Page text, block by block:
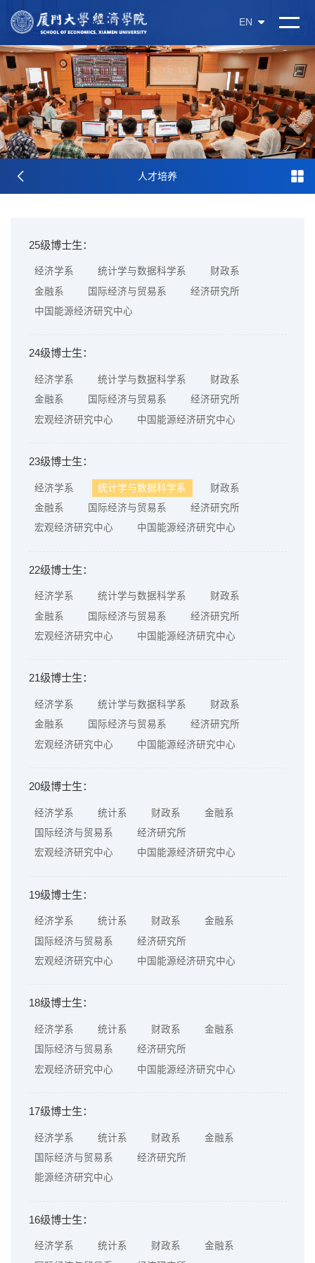
EN
人才培养
25级博士生：
经济学系 统计学与数据科学系
财政系
金融系
国际经济与贸易系
经济研究所
中国能源经济研究中心
24级博士生：
经济学系 统计学与数据科学系
财政系
金融系
国际经济与贸易系
经济研究所
宏观经济研究中心
中国能源经济研究中心
23级博士生：
经济学系 统计学与数据科学系
财政系
金融系
国际经济与贸易系
经济研究所
宏观经济研究中心
中国能源经济研究中心
22级博士生：
经济学系 统计学与数据科学系
财政系
金融系
国际经济与贸易系
经济研究所
宏观经济研究中心
中国能源经济研究中心
21级博士生：
经济学系 统计学与数据科学系
财政系
金融系
国际经济与贸易系
经济研究所
宏观经济研究中心
中国能源经济研究中心
20级博士生：
经济学系 统计系 财政系
金融系
国际经济与贸易系
经济研究所
宏观经济研究中心
中国能源经济研究中心
19级博士生：
经济学系 统计系 财政系
金融系
国际经济与贸易系
经济研究所
宏观经济研究中心
中国能源经济研究中心
18级博士生：
经济学系 统计系 财政系
金融系
国际经济与贸易系
经济研究所
宏观经济研究中心
中国能源经济研究中心
17级博士生：
经济学系 统计系 财政系
金融系
国际经济与贸易系
经济研究所
能源经济研究中心
16级博士生：
经济学系 统计系 财政系
金融系